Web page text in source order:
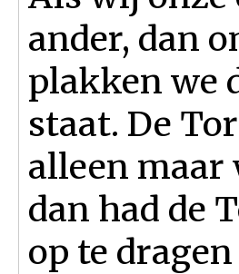
ander, dan
plakken we
staat. De
alleen maar
dan had de
op te